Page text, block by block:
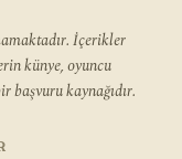
İçerikler
künye, oyuncu
başvuru kaynağıdır.